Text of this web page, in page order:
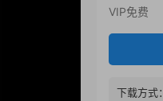
VIP免费
下载方式：